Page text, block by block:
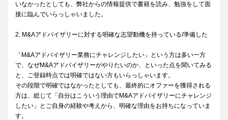
いなかったとしても、弊社からの情報提供で書籍を読み、勉強をして面
接に臨んでいらっしゃいました。
2. M&Aアドバイザリーに対する明確な志望動機を持っている/準備した
「M&Aアドバイザリー業務にチャレンジしたい」という方は多い一方
で、なぜM&Aアドバイザリーがやりたいのか、といった点を聞いてみる
と、ご登録時点では明確ではない方もいらっしゃいます。
その段階で明確ではなかったとしても、最終的にオファーを獲得される
方は、総じて「自分はこういう理由でM&Aアドバイザリーにチャレンジ
したい」とご自身の経験や考えから、明確な理由をお持ちになっていま
す。